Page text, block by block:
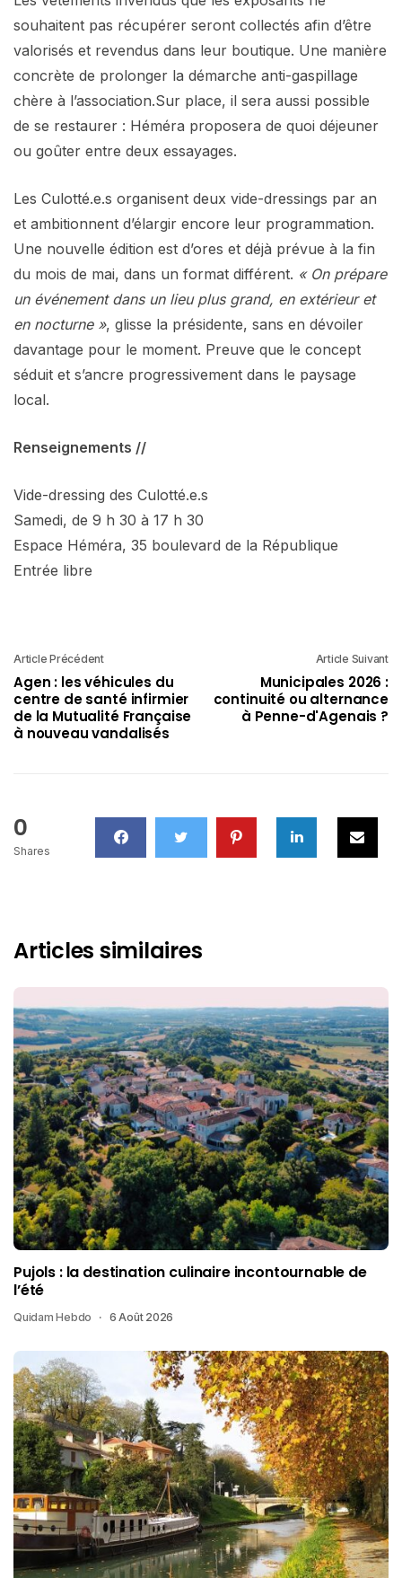
souhaitent pas récupérer seront collectés afin d’être
valorisés et revendus dans leur boutique. Une manière
concrète de prolonger la démarche anti-gaspillage
chère à l’association.Sur place, il sera aussi possible
de se restaurer : Héméra proposera de quoi déjeuner
ou goûter entre deux essayages.
Les Culotté.e.s organisent deux vide-dressings par an
et ambitionnent d’élargir encore leur programmation.
Une nouvelle édition est d’ores et déjà prévue à la fin
du mois de mai, dans un format différent. « On prépare
un événement dans un lieu plus grand, en extérieur et
en nocturne », glisse la présidente, sans en dévoiler
davantage pour le moment. Preuve que le concept
séduit et s’ancre progressivement dans le paysage
local.
Renseignements //
Vide-dressing des Culotté.e.s
Samedi, de 9 h 30 à 17 h 30
Espace Héméra, 35 boulevard de la République
Entrée libre
Article Précédent
Agen : les véhicules du
centre de santé infirmier
de la Mutualité Française
à nouveau vandalisés
Article Suivant
Municipales 2026 :
continuité ou alternance
à Penne-d'Agenais ?
0
Shares
Articles similaires
Pujols : la destination culinaire incontournable de
l’été
Quidam Hebdo 6 Août 2026